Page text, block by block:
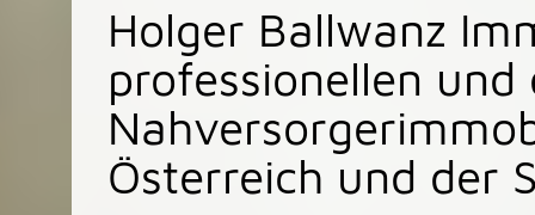
Holger Ballwanz
professionellen
Österreich und der